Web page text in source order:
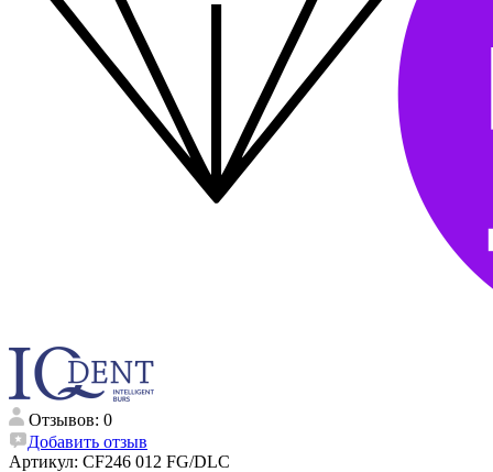
Отзывов: 0
Добавить отзыв
Артикул: CF246 012 FG/DLC